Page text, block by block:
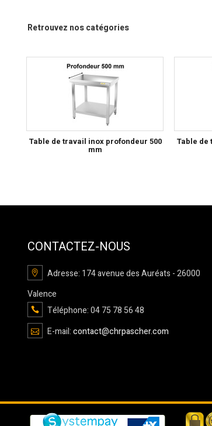
Retrouvez nos catégories
Table de travail inox profondeur 500
mm
Table de
CONTACTEZ-NOUS
Adresse: 174 avenue des Auréats - 26000
Valence
Téléphone: 04 75 78 56 48
E-mail:contact@chrpascher.com